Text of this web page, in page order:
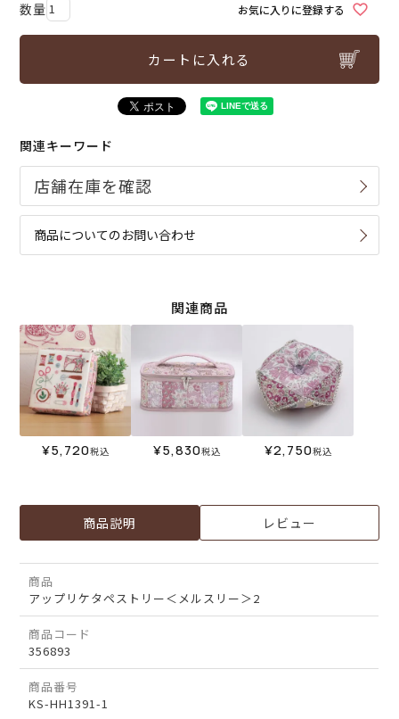
お気に入りに登録する
カートに入れる
関連キーワード
商品についてのお問い合わせ
関連商品
¥5,720税込 ¥5,830税込 ¥2,750税込
商品説明 レビュー
商品
アップリケタペストリー＜メルスリー＞2
商品コード
356893
商品番号
KS-HH1391-1